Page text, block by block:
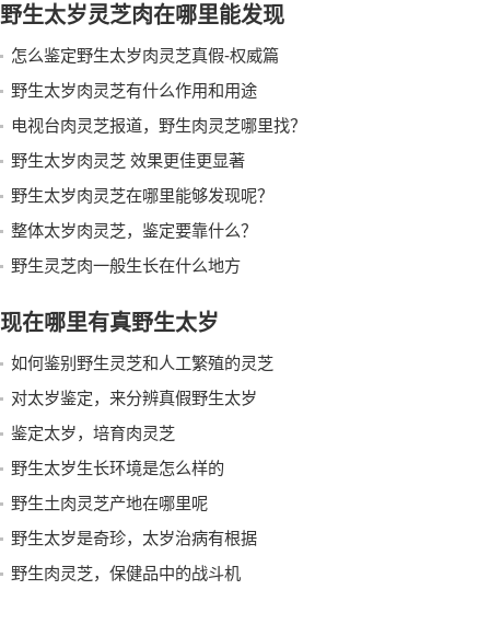
野生太岁灵芝肉在哪里能发现
怎么鉴定野生太岁肉灵芝真假-权威篇
野生太岁肉灵芝有什么作用和用途
电视台肉灵芝报道，野生肉灵芝哪里找？
野生太岁肉灵芝 效果更佳更显著
野生太岁肉灵芝在哪里能够发现呢？
整体太岁肉灵芝，鉴定要靠什么？
野生灵芝肉一般生长在什么地方
现在哪里有真野生太岁
如何鉴别野生灵芝和人工繁殖的灵芝
对太岁鉴定，来分辨真假野生太岁
鉴定太岁，培育肉灵芝
野生太岁生长环境是怎么样的
野生土肉灵芝产地在哪里呢
野生太岁是奇珍，太岁治病有根据
野生肉灵芝，保健品中的战斗机